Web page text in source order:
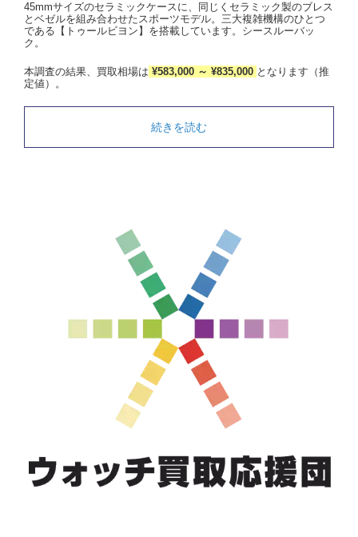
45mmサイズのセラミックケースに、同じくセラミック製のブレス
とベゼルを組み合わせたスポーツモデル。三大複雑機構のひとつ
である【トゥールビヨン】を搭載しています。シースルーバッ
ク。
本調査の結果、買取相場は ¥583,000 ～ ¥835,000 となります（推
定値）。
続きを読む